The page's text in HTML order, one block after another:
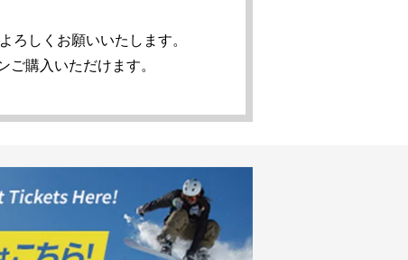
ろしくお願いいたします。
購入いただけます。